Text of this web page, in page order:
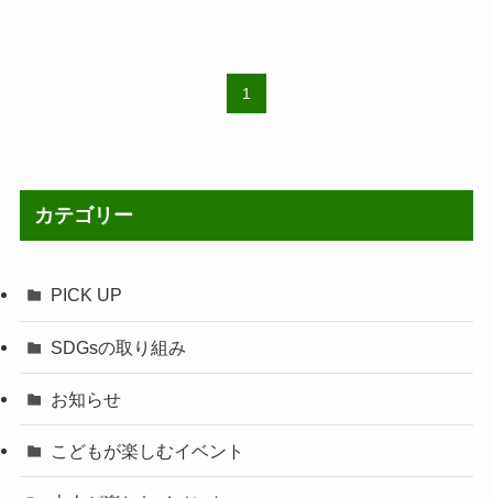
1
カテゴリー
PICK UP
SDGsの取り組み
お知らせ
こどもが楽しむイベント